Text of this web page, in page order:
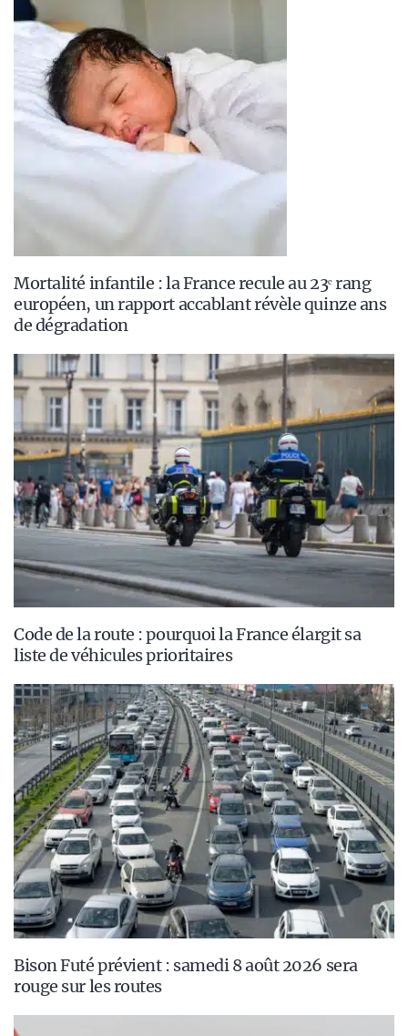
Mortalité infantile : la France recule au 23ᵉ rang
européen, un rapport accablant révèle quinze ans
de dégradation
Code de la route : pourquoi la France élargit sa
liste de véhicules prioritaires
Bison Futé prévient : samedi 8 août 2026 sera
rouge sur les routes